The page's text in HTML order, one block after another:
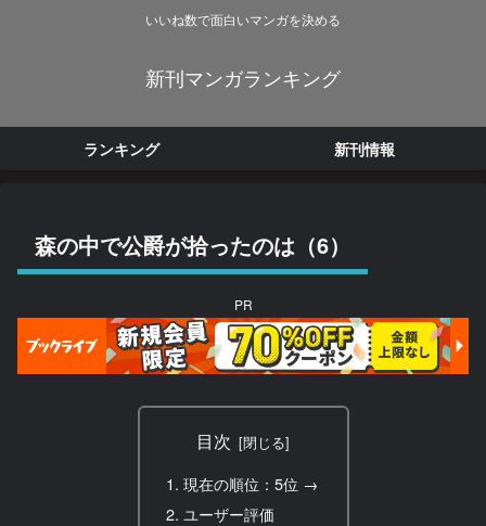
いいね数で面白いマンガを決める
新刊マンガランキング
ランキング 新刊情報
森の中で公爵が拾ったのは（6）
PR
目次
現在の順位：5位 →
ユーザー評価